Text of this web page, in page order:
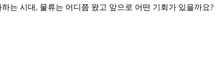
는 시대, 물류는 어디쯤 왔고 앞으로 어떤 기회가 있을까요?